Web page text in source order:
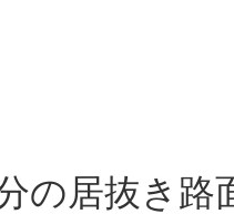
の居抜き